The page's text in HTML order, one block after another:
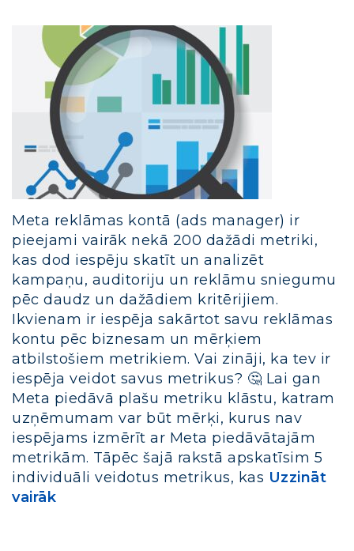
Meta reklāmas kontā (ads manager) ir
pieejami vairāk nekā 200 dažādi metriki,
kas dod iespēju skatīt un analizēt
kampaņu, auditoriju un reklāmu sniegumu
pēc daudz un dažādiem kritērijiem.
Ikvienam ir iespēja sakārtot savu reklāmas
kontu pēc biznesam un mērķiem
atbilstošiem metrikiem. Vai zināji, ka tev ir
iespēja veidot savus metrikus? 🤔 Lai gan
Meta piedāvā plašu metriku klāstu, katram
uzņēmumam var būt mērķi, kurus nav
iespējams izmērīt ar Meta piedāvātajām
metrikām. Tāpēc šajā rakstā apskatīsim 5
individuāli veidotus metrikus, kas Uzzināt
vairāk